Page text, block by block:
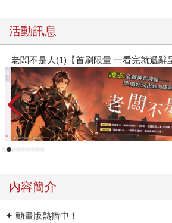
活動訊息
春光ｘ奇幻基地｜全書系展
內容簡介
✦ 動畫版熱播中！